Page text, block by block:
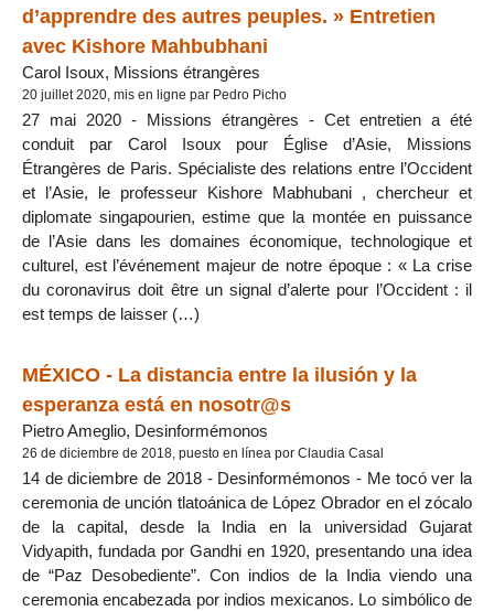
d’apprendre des autres peuples. » Entretien
avec Kishore Mahbubhani
Carol Isoux, Missions étrangères
20 juillet 2020, mis en ligne par Pedro Picho
27 mai 2020 - Missions étrangères - Cet entretien a été
conduit par Carol Isoux pour Église d’Asie, Missions
Étrangères de Paris. Spécialiste des relations entre l’Occident
et l’Asie, le professeur Kishore Mabhubani , chercheur et
diplomate singapourien, estime que la montée en puissance
de l’Asie dans les domaines économique, technologique et
culturel, est l’événement majeur de notre époque : « La crise
du coronavirus doit être un signal d’alerte pour l’Occident : il
est temps de laisser (…)
MÉXICO - La distancia entre la ilusión y la
esperanza está en nosotr@s
Pietro Ameglio, Desinformémonos
26 de diciembre de 2018, puesto en línea por Claudia Casal
14 de diciembre de 2018 - Desinformémonos - Me tocó ver la
ceremonia de unción tlatoánica de López Obrador en el zócalo
de la capital, desde la India en la universidad Gujarat
Vidyapith, fundada por Gandhi en 1920, presentando una idea
de “Paz Desobediente”. Con indios de la India viendo una
ceremonia encabezada por indios mexicanos. Lo simbólico de